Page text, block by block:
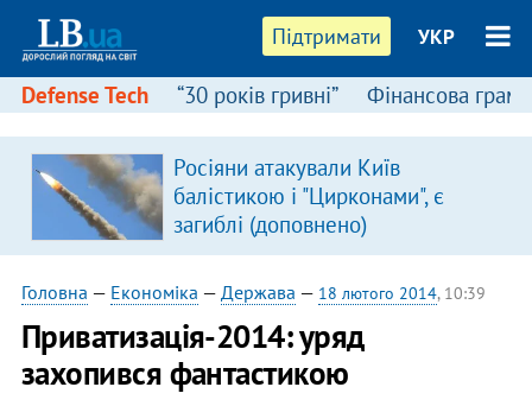
Підтримати УКР
Defense Tech “30 років гривні” Фінансова
Росіяни атакували Київ
балістикою і "Цирконами", є
загиблі (доповнено)
Головна — Економіка — Держава — 18 лютого 2014, 10:39
Приватизація-2014: уряд
захопився фантастикою